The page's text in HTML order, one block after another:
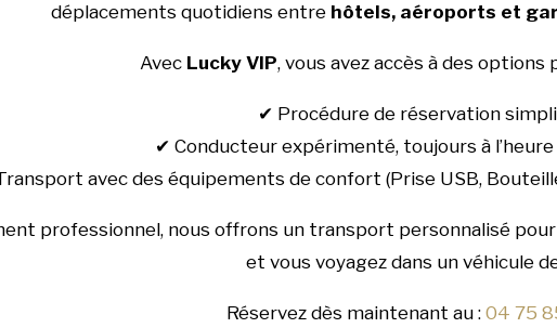
déplacements quotidiens entre hôtels, aéroports et
Avec Lucky VIP, vous avez accès à des options
✔ Procédure de réservation
✔ Conducteur expérimenté, toujours à
avec des équipements de confort (Prise USB,
professionnel, nous offrons un transport personnalisé
et vous voyagez dans un véhicule
Réservez dès maintenant au : 04 75